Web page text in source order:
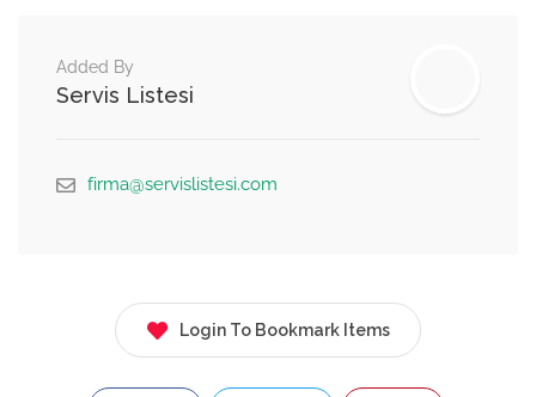
Added By
Servis Listesi
firma@servislistesi.com
Login To Bookmark Items